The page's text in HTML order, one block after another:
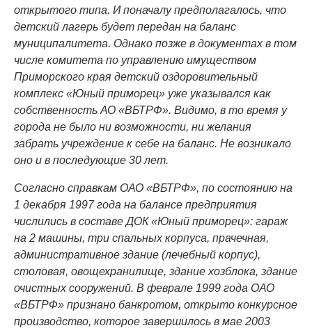
открытого типа. И поначалу предполагалось, что
детский лагерь будет передан на баланс
муниципалитета. Однако позже в документах в том
числе комитета по управлению имуществом
Приморского края детский оздоровительный
комплекс «Юный приморец» уже указывался как
собственность АО «ВБТРФ». Видимо, в то время у
города не было ни возможности, ни желания
забрать учреждение к себе на баланс. Не возникало
оно и в последующие 30 лет.
Согласно справкам ОАО «ВБТРФ», по состоянию на
1 декабря 1997 года на балансе предприятия
числились в составе ДОК «Юный приморец»: гараж
на 2 машины, три спальных корпуса, прачечная,
административное здание (лечебный корпус),
столовая, овощехранилище, здание хозблока, здание
очистных сооружений. В феврале 1999 года ОАО
«ВБТРФ» признано банкротом, открыто конкурсное
производство, которое завершилось в мае 2003